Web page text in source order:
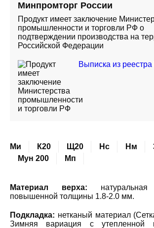
Минпромторг России
Продукт имеет заключение
промышленности и торговли РФ о
подтверждении производства на
Российской Федерации
Выписка из
Ми К20 Щ20 Нс Нм
Мун 200
Мп
Материал верха:
повышенной толщины 1.8-2.0 мм.
Подкладка: нетканый материал
Зимняя вариация с утепленной